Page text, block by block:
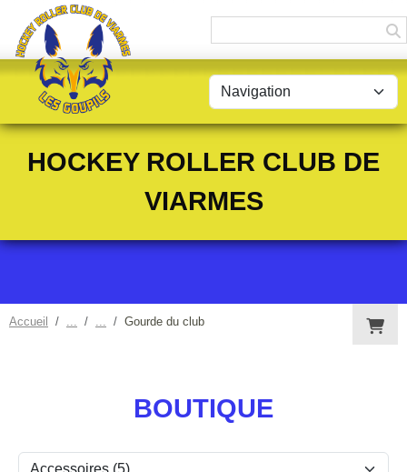
HOCKEY ROLLER CLUB DE
VIARMES
Accueil Gourde du club
BOUTIQUE
Panneau de gestion des cookies